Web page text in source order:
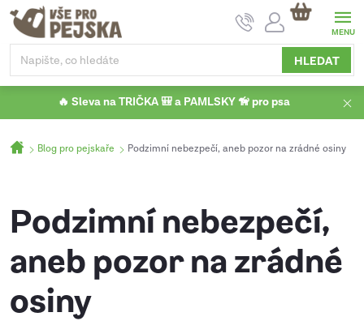
Přejít
obsah
HLEDAT
NÁKUPNÍ
KOŠÍK
🔥 Sleva na TRIČKA 🎒 a PAMLSKY 🦮 pro psa
Domů
Blog pro pejskaře Podzimní nebezpečí, aneb pozor na zrádné osiny
Podzimní nebezpečí,
aneb pozor na zrádné
osiny